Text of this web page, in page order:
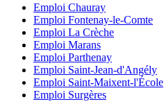
Emploi Chauray
Emploi Fontenay-le-Comte
Emploi La Crèche
Emploi Marans
Emploi Parthenay
Emploi Saint-Jean-d'Angély
Emploi Saint-Maixent-l'École
Emploi Surgères